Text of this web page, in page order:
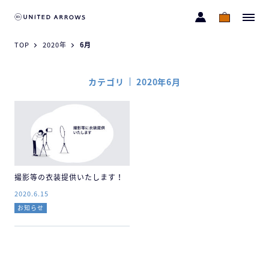
TOP 2020年 6月
カテゴリ 2020年6月
撮影等の衣装提供いたします！
2020.6.15
お知らせ